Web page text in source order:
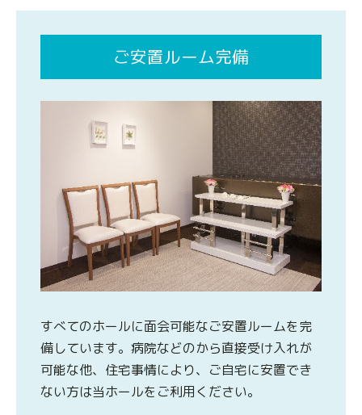
ご安置ルーム完備
すべてのホールに面会可能なご安置ルームを完
備しています。病院などのから直接受け入れが
可能な他、住宅事情により、ご自宅に安置でき
ない方は当ホールをご利用ください。